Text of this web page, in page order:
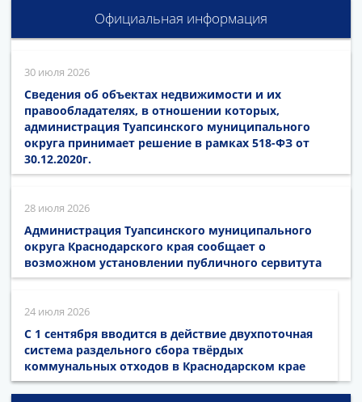
Официальная информация
30 июля 2026
Сведения об объектах недвижимости и их
правообладателях, в отношении которых,
администрация Туапсинского муниципального
округа принимает решение в рамках 518-ФЗ от
30.12.2020г.
28 июля 2026
Администрация Туапсинского муниципального
округа Краснодарского края сообщает о
возможном установлении публичного сервитута
24 июля 2026
С 1 сентября вводится в действие двухпоточная
система раздельного сбора твёрдых
коммунальных отходов в Краснодарском крае